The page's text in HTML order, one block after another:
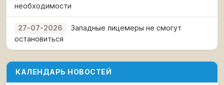
необходимости
27-07-2026
Западные лицемеры не смогут
остановиться
КАЛЕНДАРЬ НОВОСТЕЙ